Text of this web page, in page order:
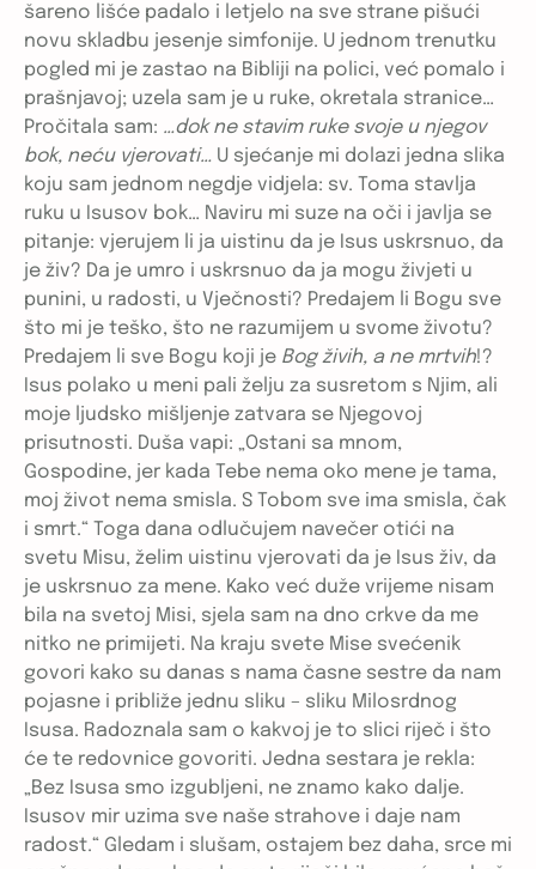
šareno lišće padalo i letjelo na sve strane pišući
novu skladbu jesenje simfonije. U jednom trenutku
pogled mi je zastao na Bibliji na polici, već pomalo i
prašnjavoj; uzela sam je u ruke, okretala stranice…
Pročitala sam: …dok ne stavim ruke svoje u njegov
bok, neću vjerovati… U sjećanje mi dolazi jedna slika
koju sam jednom negdje vidjela: sv. Toma stavlja
ruku u Isusov bok… Naviru mi suze na oči i javlja se
pitanje: vjerujem li ja uistinu da je Isus uskrsnuo, da
je živ? Da je umro i uskrsnuo da ja mogu živjeti u
punini, u radosti, u Vječnosti? Predajem li Bogu sve
što mi je teško, što ne razumijem u svome životu?
Predajem li sve Bogu koji je Bog živih, a ne mrtvih!?
Isus polako u meni pali želju za susretom s Njim, ali
moje ljudsko mišljenje zatvara se Njegovoj
prisutnosti. Duša vapi: „Ostani sa mnom,
Gospodine, jer kada Tebe nema oko mene je tama,
moj život nema smisla. S Tobom sve ima smisla, čak
i smrt.“ Toga dana odlučujem navečer otići na
svetu Misu, želim uistinu vjerovati da je Isus živ, da
je uskrsnuo za mene. Kako već duže vrijeme nisam
bila na svetoj Misi, sjela sam na dno crkve da me
nitko ne primijeti. Na kraju svete Mise svećenik
govori kako su danas s nama časne sestre da nam
pojasne i približe jednu sliku – sliku Milosrdnog
Isusa. Radoznala sam o kakvoj je to slici riječ i što
će te redovnice govoriti. Jedna sestara je rekla:
„Bez Isusa smo izgubljeni, ne znamo kako dalje.
Isusov mir uzima sve naše strahove i daje nam
radost.“ Gledam i slušam, ostajem bez daha, srce mi